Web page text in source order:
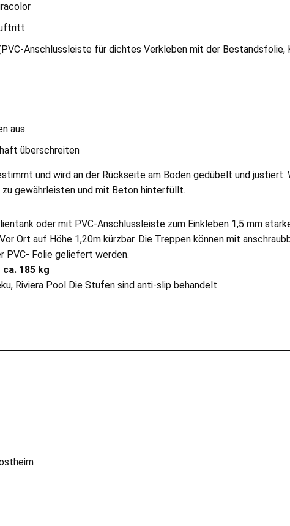
Anschlussleiste für dichtes Verkleben mit der Bestandsfolie,
aus.
überschreiten
und wird an der Rückseite am Boden gedübelt und justiert.
gewährleisten und mit Beton hinterfüllt.
oder mit PVC-Anschlussleiste zum Einkleben 1,5 mm
Ort auf Höhe 1,20m kürzbar. Die Treppen können mit
PVC- Folie geliefert werden.
ca. 185 kg
Riviera Pool Die Stufen sind anti-slip behandelt